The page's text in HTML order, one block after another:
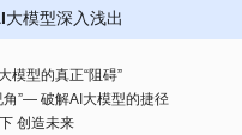
大模型深入浅出
模型的真正“阻碍”
角”— 破解AI大模型的捷径
创造未来